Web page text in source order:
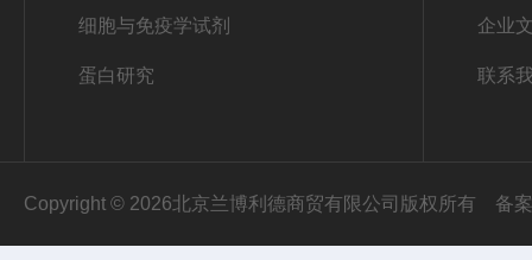
细胞与免疫学试剂
蛋白研究
企业
联系
Copyright © 2026北京兰博利德商贸有限公司版权所有 备